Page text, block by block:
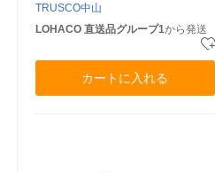
TRUSCO中山
LOHACO 直送品グループ1から発送
カートに入れる